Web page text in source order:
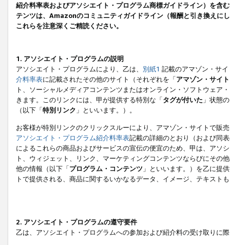
紹介料率表およびアソシエイト・プログラム商標ガイドライン）を
テンツは、Amazonのコミュニティガイドライン（報酬と引き換えに
これらを注意深くご精読ください。
1. アソシエイト・プログラムの説明
アソシエイト・プログラムにより、乙は、 別紙1 記載のアマゾン・サ
介料率表に記載されたその他のサイト（それぞれを「アマゾン・サイト
ト、ソーシャルメディアコンテンツまたはオンライン・ソフトウェア
きます。このリンクには、甲が提供する特別な「タグが付いた 」状態
（以下「特別リンク 」といいます。）。
お客様が特別リンクのクリックスルーにより、アマゾン・サイトで販
アソシエイト・プログラム紹介料率表記載の詳細のとおり（および同
によるこれらの商品およびサービスの宣伝の便宜のため、甲は、アソ
ト、ウィジェット、リンク、マーケティングコンテンツならびにその
他の情報（以下「プログラム・コンテンツ 」といいます。）を乙に提
トで提供される、商品に関するいかなるデータ、イメージ、テキス
2. アソシエイト・プログラムの遵守要件
乙は、アソシエイト・プログラムへの参加および紹介料の受け取りに